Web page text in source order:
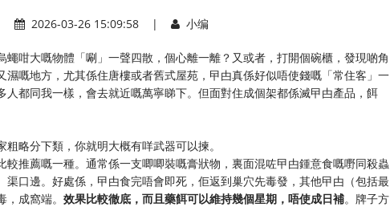
2026-03-26 15:09:58 | 小编
咁大嘅物體「唰」一聲四散，個心離一離？又或者，打開個碗櫃，發現啲角
嘅地方，尤其係住唐樓或者舊式屋苑，曱甴真係好似唔使錢嘅「常住客」一
都同我一樣，會去就近嘅萬寧睇下。但面對住成個架都係滅曱甴產品，餌
略分下類，你就明大概有咩武器可以揀。
較推薦嘅一種。通常係一支唧唧裝嘅膏狀物，裏面混咗曱甴鍾意食嘅嘢同殺蟲
口邊。好處係，曱甴食完唔會即死，佢返到巢穴先毒發，其他曱甴（包括最
成窩端。 效果比較徹底，而且藥餌可以維持幾個星期，唔使成日補。牌子方